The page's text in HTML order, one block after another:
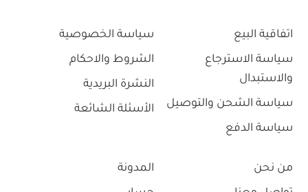
اتفاقية البيع
سياسة الاسترجاع
والاستبدال
سياسة الشحن والتوصيل
سياسة الدفع
سياسة الخصوصية
الشروط والاحكام
النشرة البريدية
الأسئلة الشائعة
من نحن
المدونة